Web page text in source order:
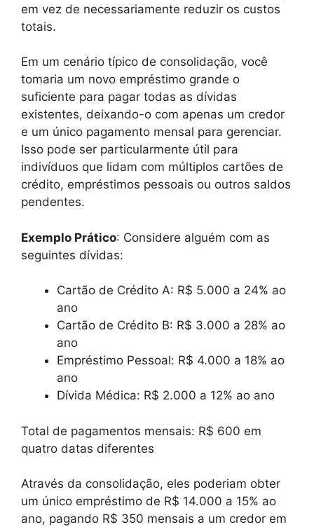
em vez de necessariamente reduzir os custos
totais.
Em um cenário típico de consolidação, você
tomaria um novo empréstimo grande o
suficiente para pagar todas as dívidas
existentes, deixando-o com apenas um credor
e um único pagamento mensal para gerenciar.
Isso pode ser particularmente útil para
indivíduos que lidam com múltiplos cartões de
crédito, empréstimos pessoais ou outros saldos
pendentes.
Exemplo Prático: Considere alguém com as
seguintes dívidas:
Cartão de Crédito A: R$ 5.000 a 24% ao
ano
Cartão de Crédito B: R$ 3.000 a 28% ao
ano
Empréstimo Pessoal: R$ 4.000 a 18% ao
ano
Dívida Médica: R$ 2.000 a 12% ao ano
Total de pagamentos mensais: R$ 600 em
quatro datas diferentes
Através da consolidação, eles poderiam obter
um único empréstimo de R$ 14.000 a 15% ao
ano, pagando R$ 350 mensais a um credor em